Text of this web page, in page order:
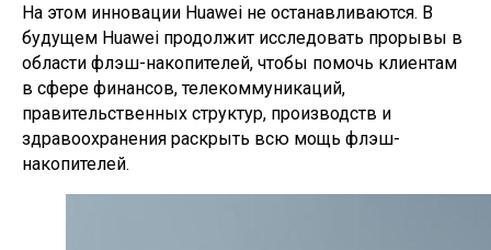
На этом инновации Huawei не останавливаются. В
будущем Huawei продолжит исследовать прорывы в
области флэш-накопителей, чтобы помочь клиентам
в сфере финансов, телекоммуникаций,
правительственных структур, производств и
здравоохранения раскрыть всю мощь флэш-
накопителей.